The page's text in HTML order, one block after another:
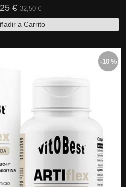
€ 32,50 €
a Carrito
-10 %